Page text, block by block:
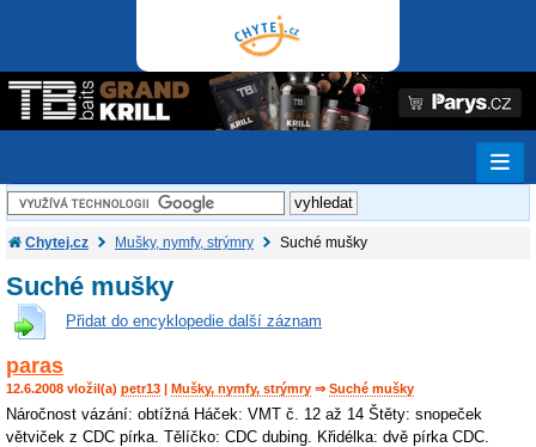
Chytej.cz Mušky, nymfy, strýmry Suché mušky
Suché mušky
Přidat do encyklopedie další záznam
paras
12.6.2008 vložil(a) petr13 | Mušky, nymfy, strýmry ⇒ Suché mušky
Náročnost vázání: obtížná Háček: VMT č. 12 až 14 Štěty: snopeček
větviček z CDC pírka. Tělíčko: CDC dubing. Křidélka: dvě pírka CDC.